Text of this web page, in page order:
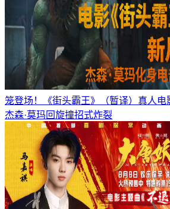
笼登场！《街头霸王》（暂译）真人电
杰森·莫玛回旋撞招式炸裂